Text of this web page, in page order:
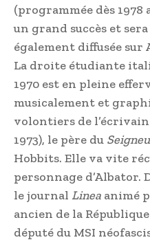
(programmée dès
un grand succès et sera
également diffusée sur
La droite étudiante
1970 est en pleine
musicalement et
volontiers de l’écrivain
1973), le père du
Hobbits. Elle va vite
personnage d’Albator.
le journal Linea animé
ancien de la
député du MSI